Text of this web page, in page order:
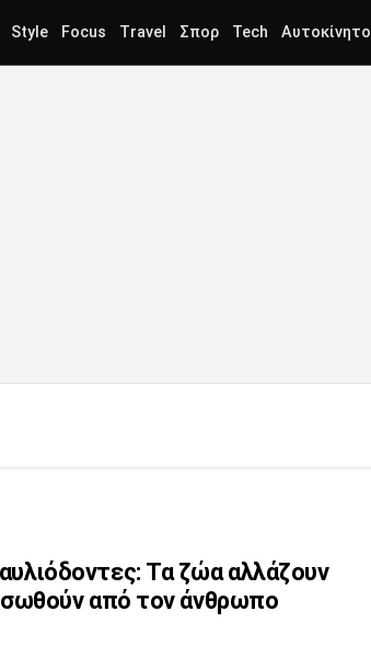
Style Focus Travel Σπορ Tech Αυτοκίνητο
Τα ζώα αλλάζουν
σωθούν από τον άνθρωπο